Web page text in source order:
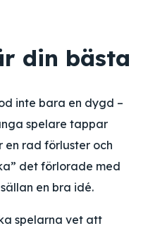
din bästa
inte bara en dygd –
spelare tappar
en rad förluster och
det förlorade med
en bra idé.
spelarna vet att